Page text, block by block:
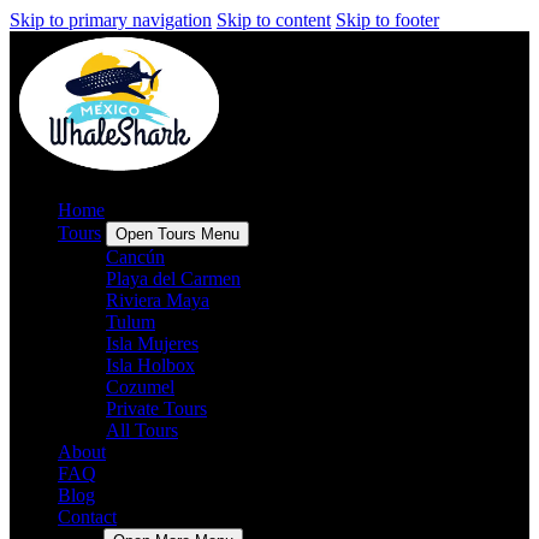
Skip to primary navigation Skip to content Skip to footer
Home
Tours
Open Tours Menu
Cancún
Playa del Carmen
Riviera Maya
Tulum
Isla Mujeres
Isla Holbox
Cozumel
Private Tours
All Tours
About
FAQ
Blog
Contact